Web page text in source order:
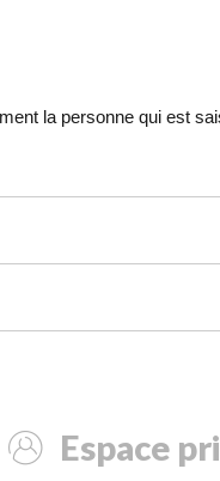
la personne qui est
Espace